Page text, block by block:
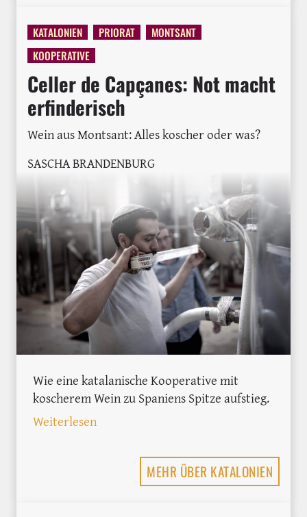
KATALONIEN PRIORAT
MONTSANT
KOOPERATIVE
Celler de Capçanes: Not macht
erfinderisch
Wein aus Montsant: Alles koscher oder was?
SASCHA BRANDENBURG
Wie eine katalanische Kooperative mit
koscherem Wein zu Spaniens Spitze aufstieg.
Weiterlesen: Celler de Capçanes: Not macht
MEHR ÜBER KATALONIEN